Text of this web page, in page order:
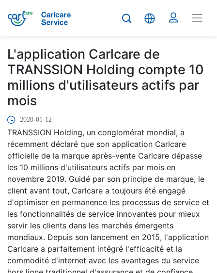
L'application Carlcare de
TRANSSION Holding compte 10
millions d'utilisateurs actifs par
mois
2020-01-12
TRANSSION Holding, un conglomérat mondial, a
récemment déclaré que son application Carlcare
officielle de la marque après-vente Carlcare dépasse
les 10 millions d'utilisateurs actifs par mois en
novembre 2019. Guidé par son principe de marque, le
client avant tout, Carlcare a toujours été engagé
d'optimiser en permanence les processus de service et
les fonctionnalités de service innovantes pour mieux
servir les clients dans les marchés émergents
mondiaux. Depuis son lancement en 2015, l'application
Carlcare a parfaitement intégré l'efficacité et la
commodité d'internet avec les avantages du service